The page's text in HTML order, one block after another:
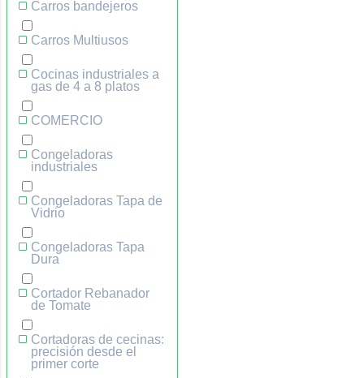
Carros bandejeros
Carros Multiusos
Cocinas industriales a
gas de 4 a 8 platos
COMERCIO
Congeladoras
industriales
Congeladoras Tapa de
Vidrio
Congeladoras Tapa
Dura
Cortador Rebanador
de Tomate
Cortadoras de cecinas:
precisión desde el
primer corte